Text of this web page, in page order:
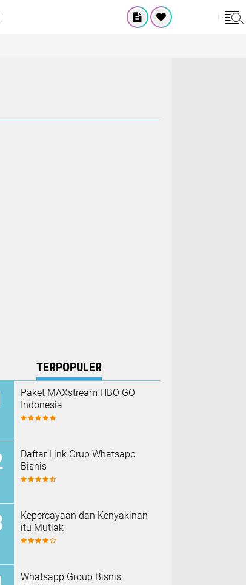
TERPOPULER
Paket MAXstream HBO GO
Indonesia
Daftar Link Grup Whatsapp
Bisnis
Kepercayaan dan Kenyakinan
itu Mutlak
Whatsapp Group Bisnis